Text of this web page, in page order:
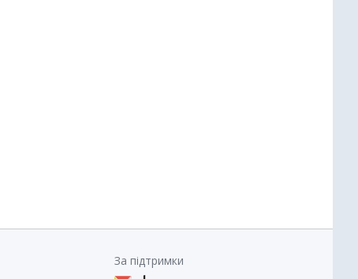
За підтримки